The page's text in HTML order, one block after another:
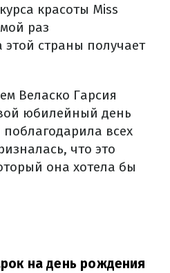
красоты Miss
раз
этой страны получает
Веласко Гарсия
юбилейный день
всех
что это
она хотела бы
на день рождения